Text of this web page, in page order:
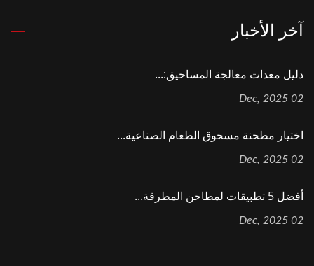
آخر الأخبار
دليل معدات معالجة المساحيق:...
02 Dec, 2025
اختيار مطحنة مسحوق الطعام الصناعية...
02 Dec, 2025
أفضل 5 تطبيقات لمطاحن المطرقة...
02 Dec, 2025